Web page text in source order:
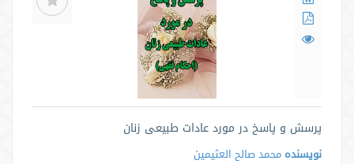
پرسش و پاسخ در مورد عادات طبيعی زنان
نویسنده محمد صالح العثیمین